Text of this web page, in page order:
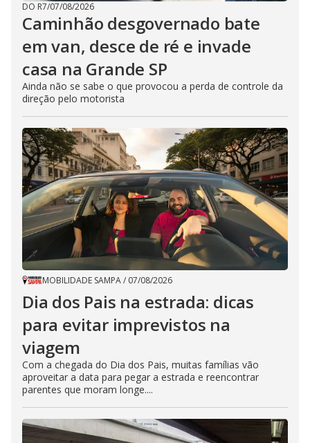
DO R7/07/08/2026
Caminhão desgovernado bate
em van, desce de ré e invade
casa na Grande SP
Ainda não se sabe o que provocou a perda de controle da
direção pelo motorista
MOBILIDADE SAMPA/ 07/08/2026
Dia dos Pais na estrada: dicas
para evitar imprevistos na
viagem
Com a chegada do Dia dos Pais, muitas famílias vão
aproveitar a data para pegar a estrada e reencontrar
parentes que moram longe....